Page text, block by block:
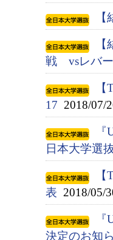
戦 vsレバ
17 2018/07/
日本大学選
表 2018/05/
決定のお知